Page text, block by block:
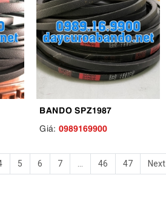
BANDO SPZ1987
Giá: 0989169900
5 6 7 ... 46 47 Next